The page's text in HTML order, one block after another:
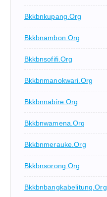
Bkkbnkupang.org
Bkkbnambon.org
Bkkbnsofifi.org
Bkkbnmanokwari.org
Bkkbnnabire.org
Bkkbnwamena.org
Bkkbnmerauke.org
Bkkbnsorong.org
Bkkbnbangkabelitung.org